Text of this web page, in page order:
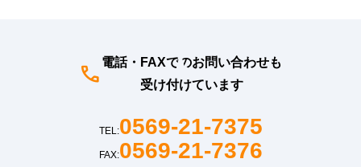
電話・FAXでのお問い合わせも
受け付けています
TEL:0569-21-7375
FAX:0569-21-7376